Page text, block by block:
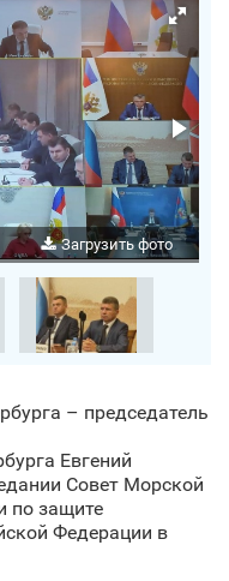
Загрузить фото
– председатель
Евгений
Совет Морской
по защите
Федерации в